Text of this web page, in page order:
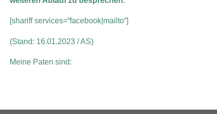
[shariff services=“facebook|mailto“]
(Stand: 16.01.2023 / AS)
Meine Paten sind: